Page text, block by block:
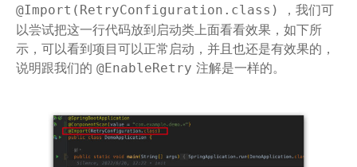
@Import(RetryConfiguration.class)
，我们可
以尝试把这一行代码放到启动类上面看看效果，如下所
示，可以看到项目可以正常启动，并且也还是有效果的，
说明跟我们的 @EnableRetry 注解是一样的。